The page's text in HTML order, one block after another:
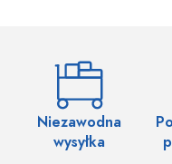
Niezawodna
wysyłka